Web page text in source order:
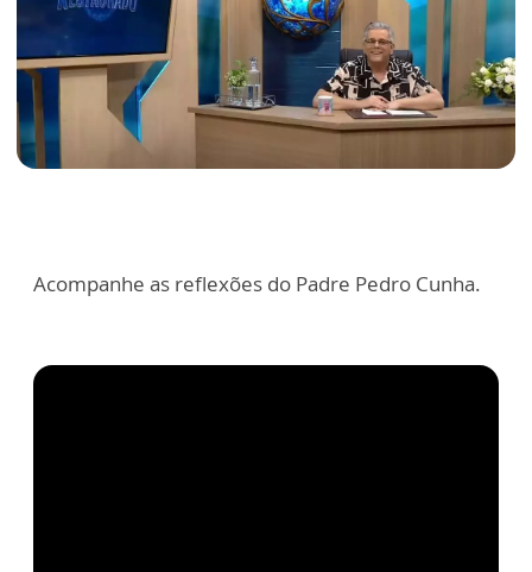
Acompanhe as reflexões do Padre Pedro Cunha.